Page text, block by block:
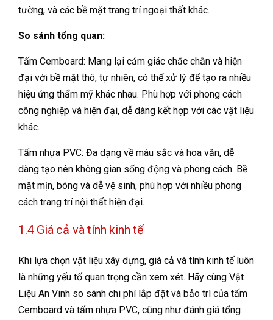
tường, và các bề mặt trang trí ngoại thất khác.
So sánh tổng quan:
Tấm Cemboard: Mang lại cảm giác chắc chắn và hiện
đại với bề mặt thô, tự nhiên, có thể xử lý để tạo ra nhiều
hiệu ứng thẩm mỹ khác nhau. Phù hợp với phong cách
công nghiệp và hiện đại, dễ dàng kết hợp với các vật liệu
khác.
Tấm nhựa PVC: Đa dạng về màu sắc và hoa văn, dễ
dàng tạo nên không gian sống động và phong cách. Bề
mặt mịn, bóng và dễ vệ sinh, phù hợp với nhiều phong
cách trang trí nội thất hiện đại.
1.4 Giá cả và tính kinh tế
Khi lựa chọn vật liệu xây dựng, giá cả và tính kinh tế luôn
là những yếu tố quan trọng cần xem xét. Hãy cùng Vật
Liệu An Vinh so sánh chi phí lắp đặt và bảo trì của tấm
Cemboard và tấm nhựa PVC, cũng như đánh giá tổng